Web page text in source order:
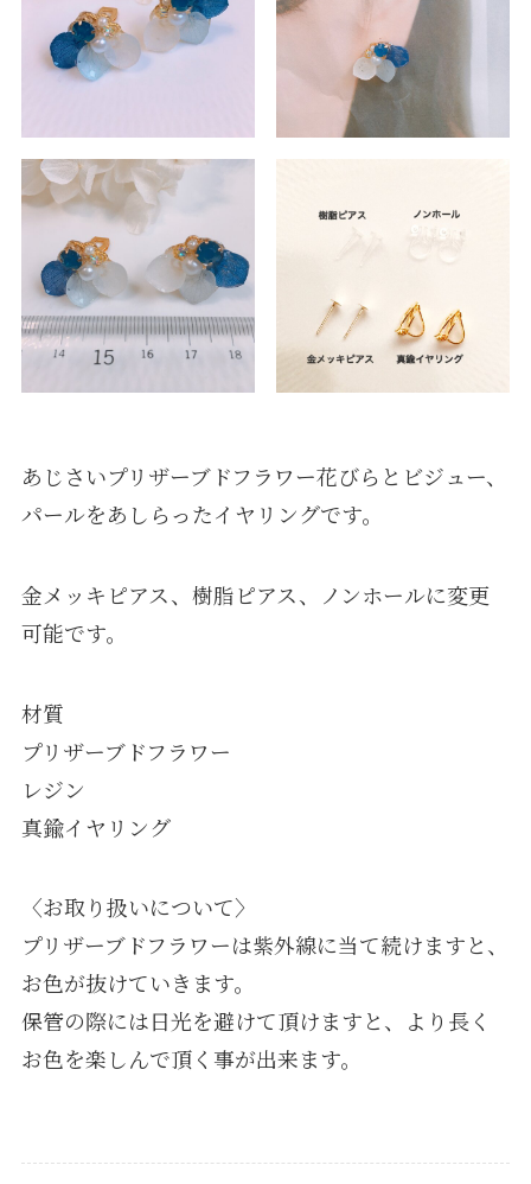
あじさいプリザーブドフラワー花びらとビジュー、
パールをあしらったイヤリングです。
金メッキピアス、樹脂ピアス、ノンホールに変更
可能です。
材質
プリザーブドフラワー
レジン
真鍮イヤリング
〈お取り扱いについて〉
プリザーブドフラワーは紫外線に当て続けますと、
お色が抜けていきます。
保管の際には日光を避けて頂けますと、より長く
お色を楽しんで頂く事が出来ます。